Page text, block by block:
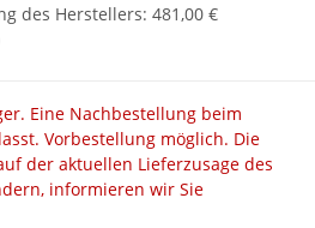
des Herstellers: 481,00 €
Eine Nachbestellung beim
Vorbestellung möglich. Die
der aktuellen Lieferzusage des
informieren wir Sie